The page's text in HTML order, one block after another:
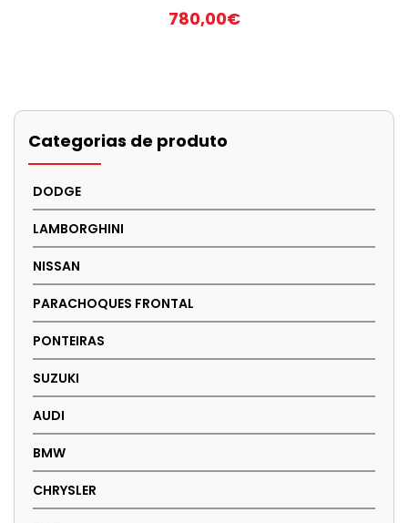
Categorias de produto
DODGE
LAMBORGHINI
NISSAN
PARACHOQUES FRONTAL
PONTEIRAS
SUZUKI
AUDI
BMW
CHRYSLER
780,00€